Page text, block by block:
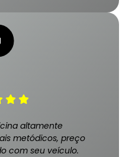
altamente
metódicos, preço
com seu veículo.